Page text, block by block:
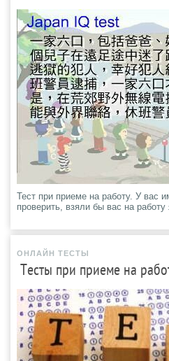
Тест при приеме на работу. У вас
проверить, взяли бы вас на работу
ОНЛАЙН ТЕСТЫ
Тесты при приеме на